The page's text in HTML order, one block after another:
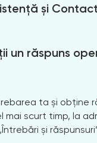
și
un răspuns
ta și obține
mai scurt timp, la
și